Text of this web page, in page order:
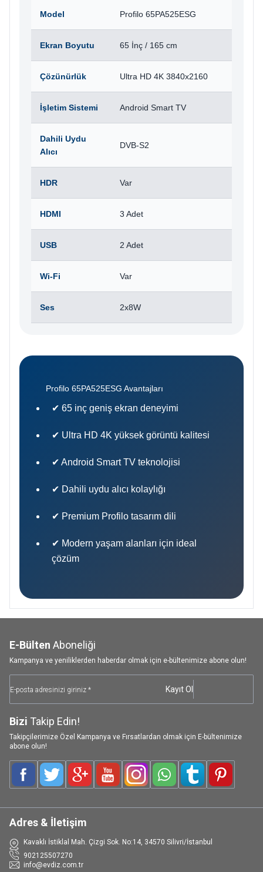
Model Profilo 65PA525ESG
Ekran Boyutu 65 İnç / 165 cm
Çözünürlük Ultra HD 4K 3840x2160
İşletim Sistemi Android Smart TV
Dahili Uydu
Alıcı
DVB-S2
HDR Var
HDMI 3 Adet
USB 2 Adet
Wi-Fi Var
Ses 2x8W
Profilo 65PA525ESG Avantajları
✔ 65 inç geniş ekran deneyimi
✔ Ultra HD 4K yüksek görüntü kalitesi
✔ Android Smart TV teknolojisi
✔ Dahili uydu alıcı kolaylığı
✔ Premium Profilo tasarım dili
✔ Modern yaşam alanları için ideal
çözüm
E-Bülten Aboneliği
Kampanya ve yeniliklerden haberdar olmak için e-bültenimize abone olun!
Kayıt Ol
Bizi Takip Edin!
Takipçilerimize Özel Kampanya ve Fırsatlardan olmak için E-bültenimize
abone olun!
FacebookTwitterGoogle-PlusYoutubeInstagramWhatsAppTumblrPinterest
Adres & İletişim
Kavaklı İstiklal Mah. Çizgi Sok. No:14, 34570 Silivri/İstanbul
902125507270
info@evdiz.com.tr